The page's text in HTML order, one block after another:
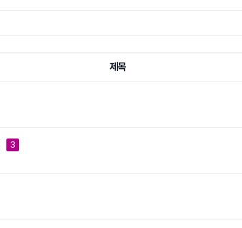
제목
3